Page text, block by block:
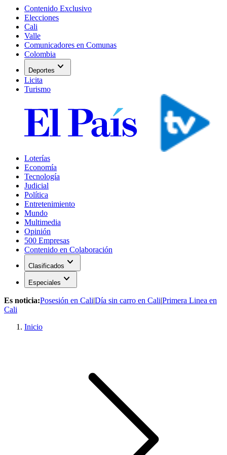
Contenido Exclusivo
Elecciones
Cali
Valle
Comunicadores en Comunas
Colombia
Deportes expand_more
Licita
Turismo
Loterías
Economía
Tecnología
Judicial
Política
Entretenimiento
Mundo
Multimedia
Opinión
500 Empresas
Contenido en Colaboración
Clasificados expand_more
Especiales expand_more
Es noticia:Posesión en Cali|Día sin carro en Cali|Primera Linea en
Cali
Inicio